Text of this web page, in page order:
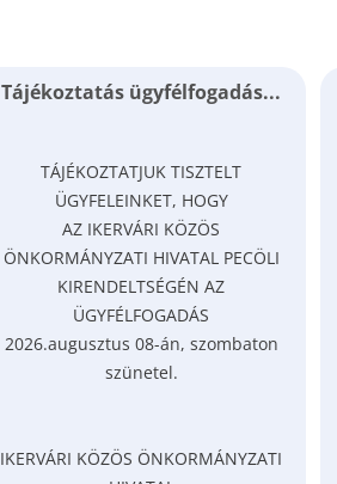
Tájékoztatás ügyfélfogadás...
TÁJÉKOZTATJUK TISZTELT
ÜGYFELEINKET, HOGY
AZ IKERVÁRI KÖZÖS
ÖNKORMÁNYZATI HIVATAL PECÖLI
KIRENDELTSÉGÉN AZ
ÜGYFÉLFOGADÁS
2026.augusztus 08-án, szombaton
szünetel.
IKERVÁRI KÖZÖS ÖNKORMÁNYZATI